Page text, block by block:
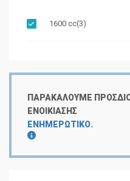
ΕΝΗΜΕΡΩΤΙΚΌ.
ΠΑΡΑΚΑΛΟΎΜΕ
ΕΝΟΙΚΊΑΣΗΣ
1600 cc(3)